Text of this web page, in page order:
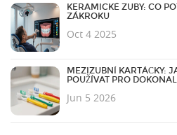
KERAMICKÉ ZUBY: CO
ZÁKROKU
Oct 4 2025
MEZIZUBNÍ KARTÁČKY:
POUŽÍVAT PRO
Jun 5 2026